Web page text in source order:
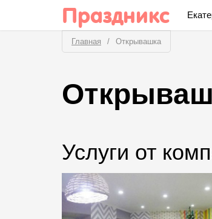
Праздникс
Главная Открывашка
Услуги от